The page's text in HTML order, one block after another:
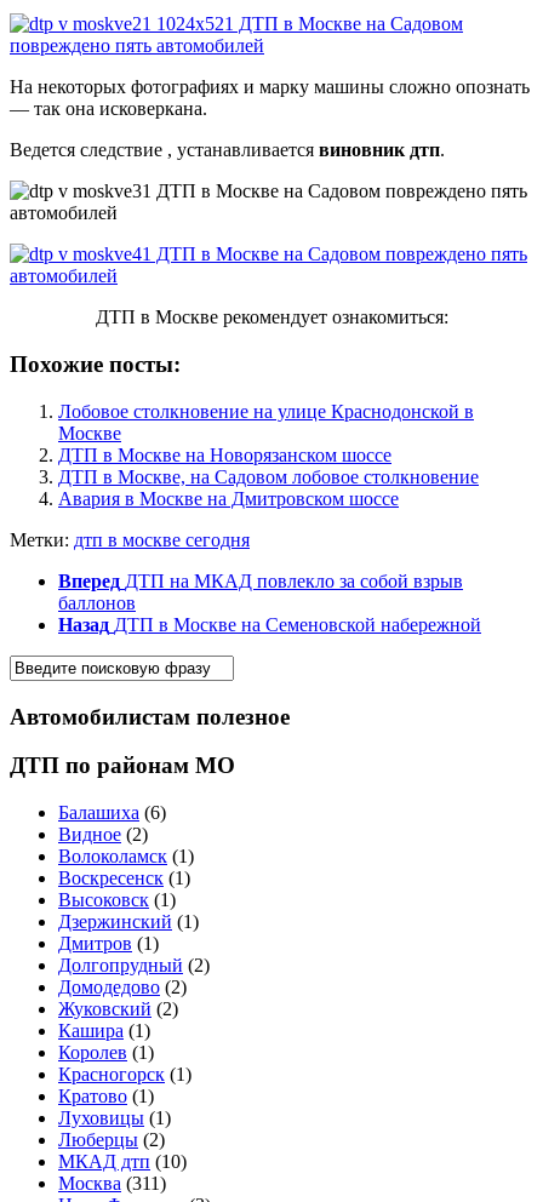
На некоторых фотографиях и марку машины сложно опознать
— так она исковеркана.
Ведется следствие , устанавливается виновник дтп.
ДТП в Москве рекомендует ознакомиться:
Похожие посты:
Лобовое столкновение на улице Краснодонской в
Москве
ДТП в Москве на Новорязанском шоссе
ДТП в Москве, на Садовом лобовое столкновение
Авария в Москве на Дмитровском шоссе
Метки: дтп в москве сегодня
Вперед ДТП на МКАД повлекло за собой взрыв
баллонов
Назад ДТП в Москве на Семеновской набережной
Автомобилистам полезное
ДТП по районам МО
Балашиха (6)
Видное (2)
Волоколамск (1)
Воскресенск (1)
Высоковск (1)
Дзержинский (1)
Дмитров (1)
Долгопрудный (2)
Домодедово (2)
Жуковский (2)
Кашира (1)
Королев (1)
Красногорск (1)
Кратово (1)
Луховицы (1)
Люберцы (2)
МКАД дтп (10)
Москва (311)